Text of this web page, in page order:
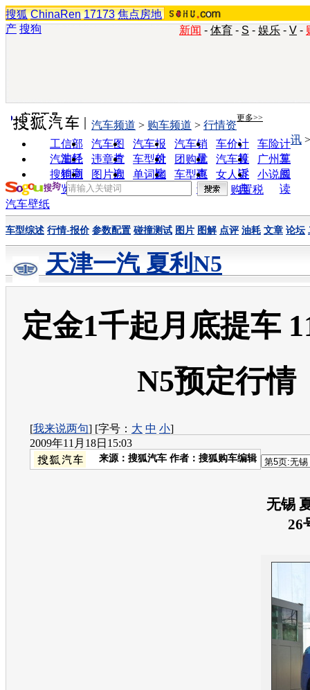
搜狐 ChinaRen 17173 焦点房地
产 搜狗 新闻 - 体育 - S - 娱乐 - V -
实用工具 更多>>
工信部
油耗
汽车图
片
汽车报
价
汽车销
量
车价计
算
车险计
算
汽车经
销商
违章查
询
车型对
比
团购优
惠
汽车投
诉
广州车
展
搜狗浏
览器
图片欣
赏
单词翻
车型查
询
女人宝
典
小说阅
读
汽车频道 > 购车频道 > 行情资
讯
购置税
汽车壁纸
车型综述 行情-报价 参数配置 碰撞测试 图片 图解 点评 油耗 文章 论坛
天津一汽 夏利N5
定金1千起月底提车
N5预定行情
[我来说两句] [字号： 大 中 小]
2009年11月18日15:03
来源： 搜狐汽车 作者：搜狐购车编辑
无锡
26